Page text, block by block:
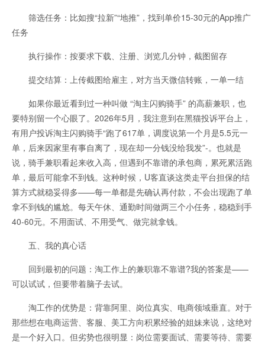
筛选任务：比如搜“拉新”“地推”，找到单价15-30元的App推广
任务
执行操作：按要求下载、注册、浏览几分钟，截图留存
提交结算：上传截图给雇主，对方当天微信转账，一单一结
如果你最近看到过一种叫做 “淘主闪购骑手” 的高薪兼职，也
要特别留一个心眼了。2026年5月，我注意到在黑猫投诉平台上，
有用户投诉淘主闪购骑手“跑了617单，调度说第一个月是5.5元一
单，后来因家里有事自离了，现在却一分钱没给我发”-。也就是
说，骑手兼职看起来收入高，但遇到不靠谱的承包商，累死累活跑
单，最后可能拿不到钱。这种时候，U客直谈这类走平台担保的结
算方式就稳妥得多——每一单都是先确认再付款，不会出现跑了单
拿不到钱的尴尬。每天午休、通勤时间做两三个小任务，稳稳到手
40-60元。不用面试、不用受气、做完就拿钱。
五、我的真心话
回到最初的问题：淘工作上的兼职靠不靠谱?我的答案是——
可以试试，但要带着脑子去试。
淘工作的优势是：背靠阿里、岗位真实、电商领域垂直。对于
那些想在电商运营、客服、美工方向积累经验的姐妹来说，这绝对
是一个好入口。但劣势也很明显：岗位需要面试、需要等待、需要